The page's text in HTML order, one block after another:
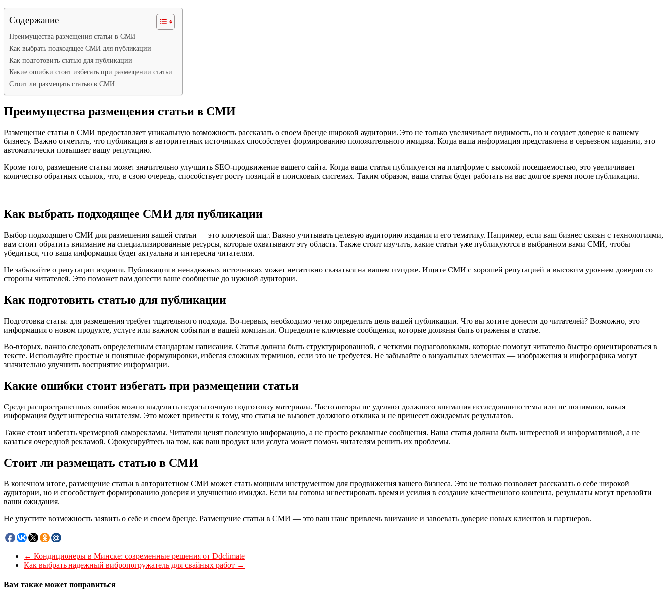
Содержание
Преимущества размещения статьи в СМИ
Как выбрать подходящее СМИ для публикации
Как подготовить статью для публикации
Какие ошибки стоит избегать при размещении статьи
Стоит ли размещать статью в СМИ
Преимущества размещения статьи в СМИ
Размещение статьи в СМИ предоставляет уникальную возможность рассказать о своем бренде широкой аудитории. Это не только увеличивает видимость, но и создает доверие к вашему
бизнесу. Важно отметить, что публикация в авторитетных источниках способствует формированию положительного имиджа. Когда ваша информация представлена в серьезном издании, это
автоматически повышает вашу репутацию.
Кроме того, размещение статьи может значительно улучшить SEO-продвижение вашего сайта. Когда ваша статья публикуется на платформе с высокой посещаемостью, это увеличивает
количество обратных ссылок, что, в свою очередь, способствует росту позиций в поисковых системах. Таким образом, ваша статья будет работать на вас долгое время после публикации.
Как выбрать подходящее СМИ для публикации
Выбор подходящего СМИ для размещения вашей статьи — это ключевой шаг. Важно учитывать целевую аудиторию издания и его тематику. Например, если ваш бизнес связан с технологиями,
вам стоит обратить внимание на специализированные ресурсы, которые охватывают эту область. Также стоит изучить, какие статьи уже публикуются в выбранном вами СМИ, чтобы
убедиться, что ваша информация будет актуальна и интересна читателям.
Не забывайте о репутации издания. Публикация в ненадежных источниках может негативно сказаться на вашем имидже. Ищите СМИ с хорошей репутацией и высоким уровнем доверия со
стороны читателей. Это поможет вам донести ваше сообщение до нужной аудитории.
Как подготовить статью для публикации
Подготовка статьи для размещения требует тщательного подхода. Во-первых, необходимо четко определить цель вашей публикации. Что вы хотите донести до читателей? Возможно, это
информация о новом продукте, услуге или важном событии в вашей компании. Определите ключевые сообщения, которые должны быть отражены в статье.
Во-вторых, важно следовать определенным стандартам написания. Статья должна быть структурированной, с четкими подзаголовками, которые помогут читателю быстро ориентироваться в
тексте. Используйте простые и понятные формулировки, избегая сложных терминов, если это не требуется. Не забывайте о визуальных элементах — изображения и инфографика могут
значительно улучшить восприятие информации.
Какие ошибки стоит избегать при размещении статьи
Среди распространенных ошибок можно выделить недостаточную подготовку материала. Часто авторы не уделяют должного внимания исследованию темы или не понимают, какая
информация будет интересна читателям. Это может привести к тому, что статья не вызовет должного отклика и не принесет ожидаемых результатов.
Также стоит избегать чрезмерной саморекламы. Читатели ценят полезную информацию, а не просто рекламные сообщения. Ваша статья должна быть интересной и информативной, а не
казаться очередной рекламой. Сфокусируйтесь на том, как ваш продукт или услуга может помочь читателям решить их проблемы.
Стоит ли размещать статью в СМИ
В конечном итоге, размещение статьи в авторитетном СМИ может стать мощным инструментом для продвижения вашего бизнеса. Это не только позволяет рассказать о себе широкой
аудитории, но и способствует формированию доверия и улучшению имиджа. Если вы готовы инвестировать время и усилия в создание качественного контента, результаты могут превзойти
ваши ожидания.
Не упустите возможность заявить о себе и своем бренде. Размещение статьи в СМИ — это ваш шанс привлечь внимание и завоевать доверие новых клиентов и партнеров.
← Кондиционеры в Минске: современные решения от Ddclimate
Как выбрать надежный вибропогружатель для свайных работ →
Вам также может понравиться